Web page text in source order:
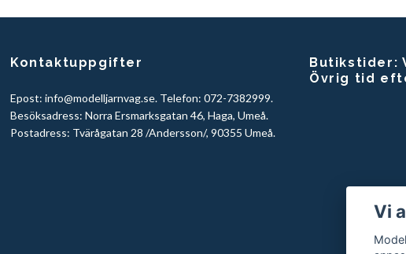
Kontaktuppgifter
Epost: info@modelljarnvag.se. Telefon: 072-7382999.
Besöksadress: Norra Ersmarksgatan 46, Haga, Umeå.
Postadress: Tvärågatan 28 /Andersson/, 90355 Umeå.
Butikstider:
Övrig tid
Vi